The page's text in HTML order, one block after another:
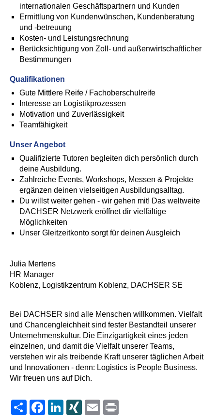
internationalen Geschäftspartnern und Kunden
Ermittlung von Kundenwünschen, Kundenberatung
und -betreuung
Kosten- und Leistungsrechnung
Berücksichtigung von Zoll- und außenwirtschaftlicher
Bestimmungen
Qualifikationen
Gute Mittlere Reife / Fachoberschulreife
Interesse an Logistikprozessen
Motivation und Zuverlässigkeit
Teamfähigkeit
Unser Angebot
Qualifizierte Tutoren begleiten dich persönlich durch
deine Ausbildung.
Zahlreiche Events, Workshops, Messen & Projekte
ergänzen deinen vielseitigen Ausbildungsalltag.
Du willst weiter gehen - wir gehen mit! Das weltweite
DACHSER Netzwerk eröffnet dir vielfältige
Möglichkeiten
Unser Gleitzeitkonto sorgt für deinen Ausgleich
Julia Mertens
HR Manager
Koblenz, Logistikzentrum Koblenz, DACHSER SE
Bei DACHSER sind alle Menschen willkommen. Vielfalt
und Chancengleichheit sind fester Bestandteil unserer
Unternehmenskultur. Die Einzigartigkeit eines jeden
einzelnen, und damit die Vielfalt unserer Teams,
verstehen wir als treibende Kraft unserer täglichen Arbeit
und Innovationen - denn: Logistics is People Business.
Wir freuen uns auf Dich.
Share FacebookLinkedInXING Email